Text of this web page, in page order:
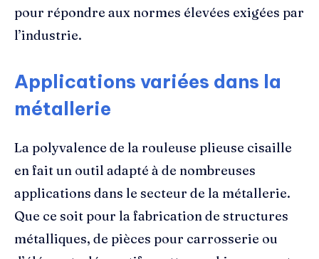
pour répondre aux normes élevées exigées par
l’industrie.
Applications variées dans la
métallerie
La polyvalence de la rouleuse plieuse cisaille
en fait un outil adapté à de nombreuses
applications dans le secteur de la métallerie.
Que ce soit pour la fabrication de structures
métalliques, de pièces pour carrosserie ou